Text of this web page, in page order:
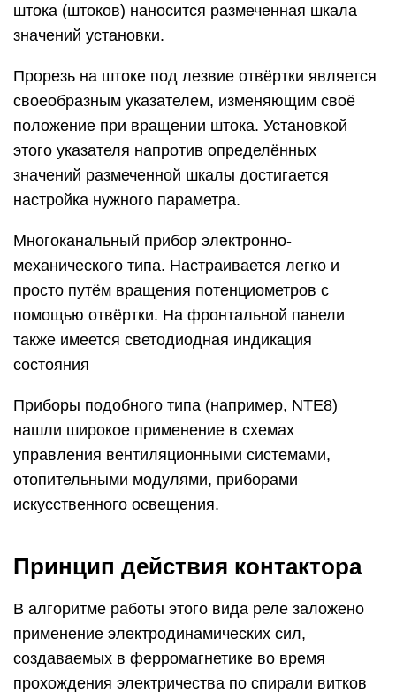
штока (штоков) наносится размеченная шкала
значений установки.
Прорезь на штоке под лезвие отвёртки является
своеобразным указателем, изменяющим своё
положение при вращении штока. Установкой
этого указателя напротив определённых
значений размеченной шкалы достигается
настройка нужного параметра.
Многоканальный прибор электронно-
механического типа. Настраивается легко и
просто путём вращения потенциометров с
помощью отвёртки. На фронтальной панели
также имеется светодиодная индикация
состояния
Приборы подобного типа (например, NTE8)
нашли широкое применение в схемах
управления вентиляционными системами,
отопительными модулями, приборами
искусственного освещения.
Принцип действия контактора
В алгоритме работы этого вида реле заложено
применение электродинамических сил,
создаваемых в ферромагнетике во время
прохождения электричества по спирали витков